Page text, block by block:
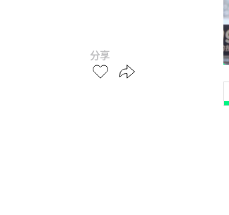
分享